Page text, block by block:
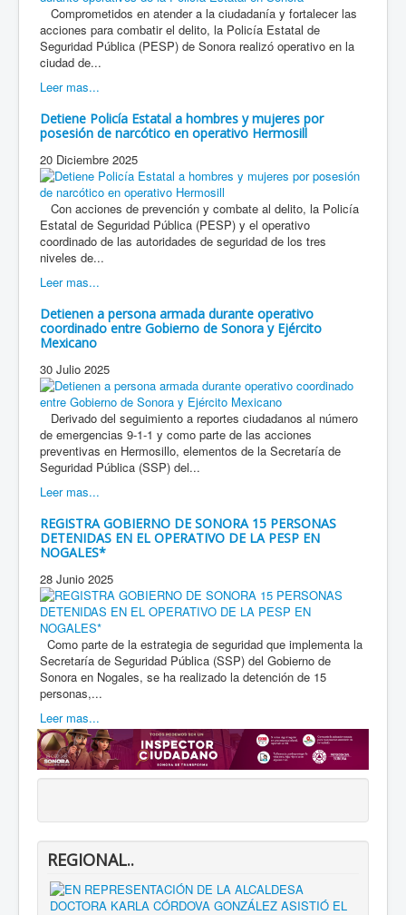
Comprometidos en atender a la ciudadanía y fortalecer las
acciones para combatir el delito, la Policía Estatal de
Seguridad Pública (PESP) de Sonora realizó operativo en la
ciudad de...
Leer mas...
Detiene Policía Estatal a hombres y mujeres por
posesión de narcótico en operativo Hermosill
20 Diciembre 2025
Con acciones de prevención y combate al delito, la Policía
Estatal de Seguridad Pública (PESP) y el operativo
coordinado de las autoridades de seguridad de los tres
niveles de...
Leer mas...
Detienen a persona armada durante operativo
coordinado entre Gobierno de Sonora y Ejército
Mexicano
30 Julio 2025
Derivado del seguimiento a reportes ciudadanos al número
de emergencias 9-1-1 y como parte de las acciones
preventivas en Hermosillo, elementos de la Secretaría de
Seguridad Pública (SSP) del...
Leer mas...
REGISTRA GOBIERNO DE SONORA 15 PERSONAS
DETENIDAS EN EL OPERATIVO DE LA PESP EN
NOGALES*
28 Junio 2025
Como parte de la estrategia de seguridad que implementa la
Secretaría de Seguridad Pública (SSP) del Gobierno de
Sonora en Nogales, se ha realizado la detención de 15
personas,...
Leer mas...
REGIONAL..